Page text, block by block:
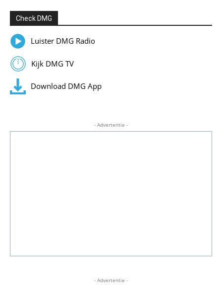
Check DMG
Luister DMG Radio
Kijk DMG TV
Download DMG App
- Advertentie -
- Advertentie -